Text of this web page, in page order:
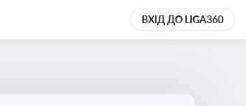
ВХІД ДО LIGA360